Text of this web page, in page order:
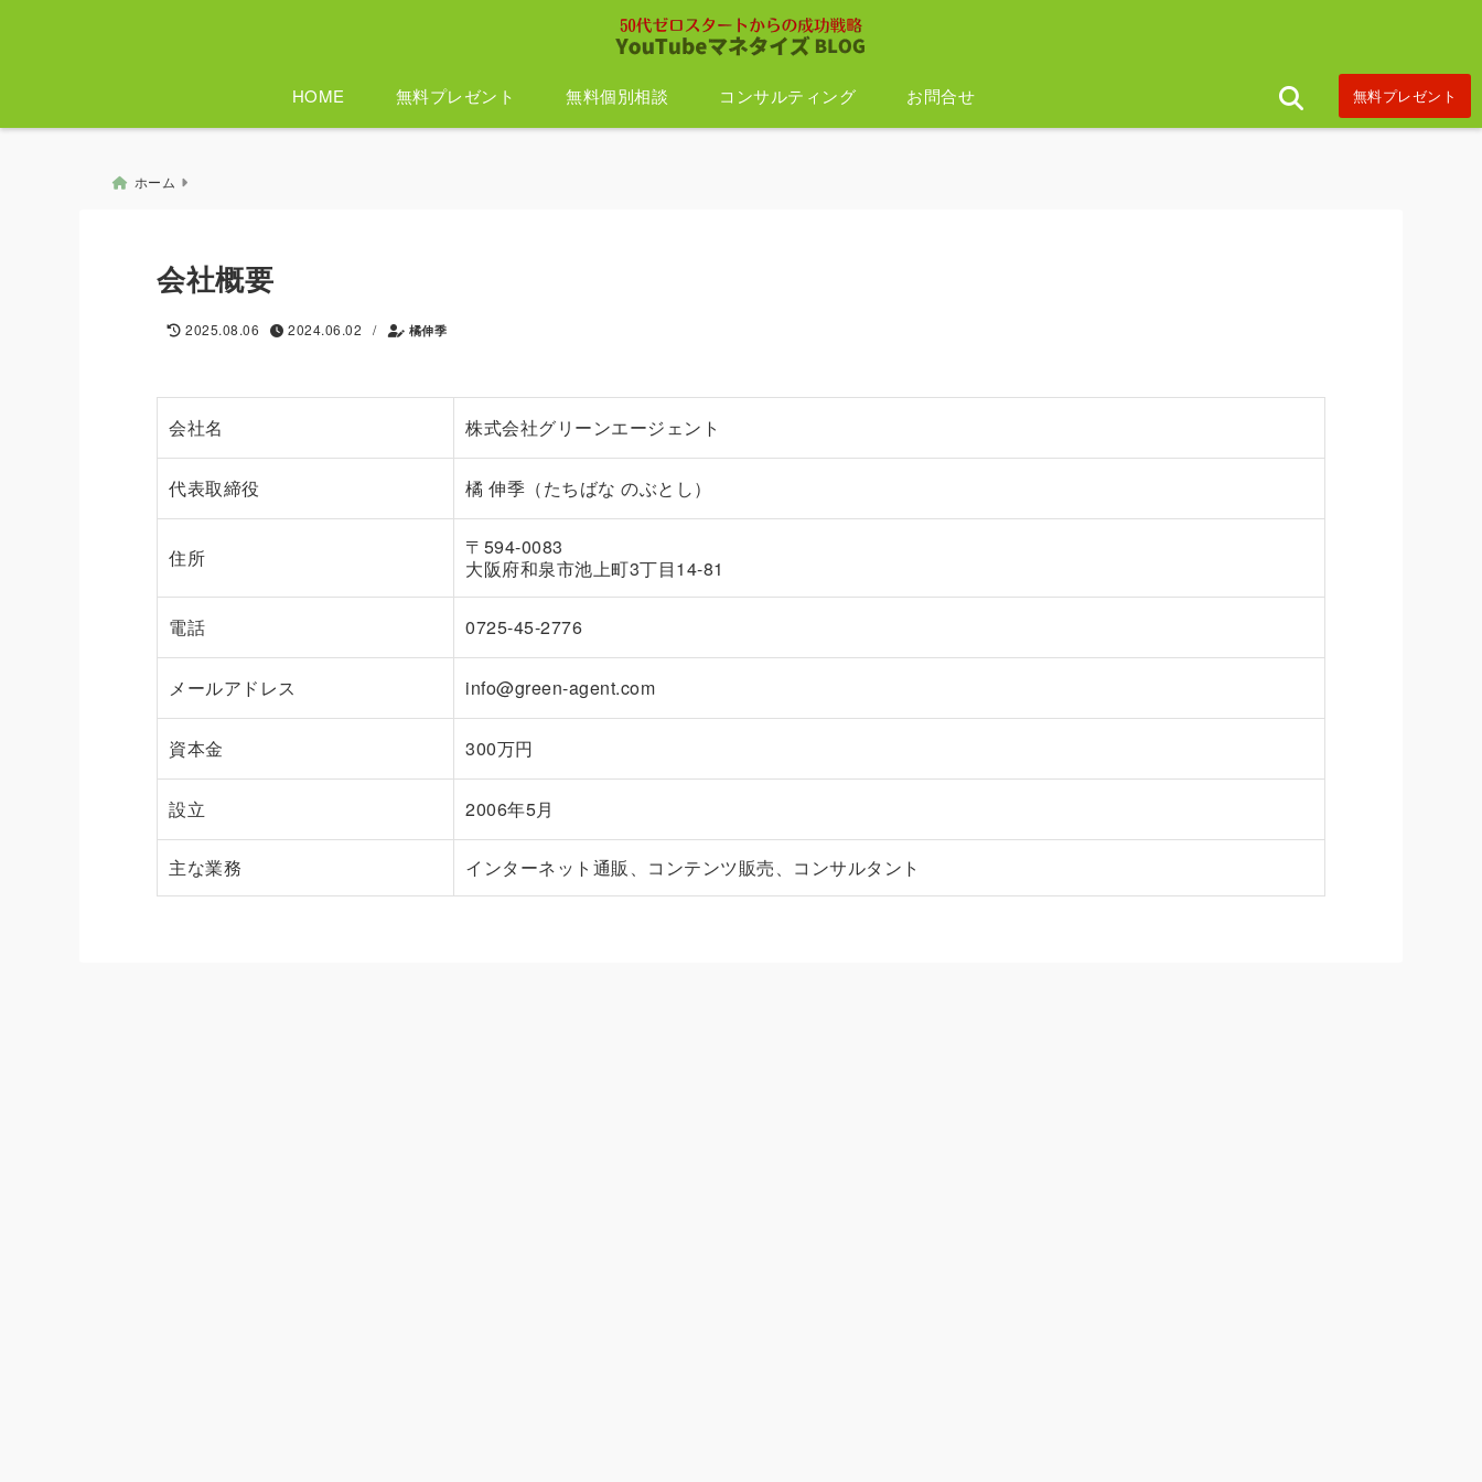
HOME 無料プレゼント 無料個別相談 コンサルティング お問合せ 無料プレゼント
ホーム
会社概要
2025.08.06 2024.06.02 / 橘伸季
会社名 株式会社グリーンエージェント
代表取締役 橘 伸季（たちばな のぶとし）
住所
〒594-0083
大阪府和泉市池上町3丁目14-81
電話 0725-45-2776
メールアドレス info@green-agent.com
資本金 300万円
設立 2006年5月
主な業務 インターネット通販、コンテンツ販売、コンサルタント